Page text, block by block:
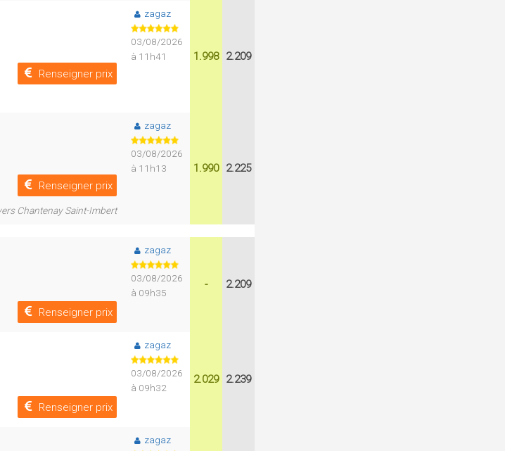
Renseigner prix
zagaz
03/08/2026
à 11h41
1.998 2.209
Renseigner prix
Chantenay Saint-Imbert
zagaz
03/08/2026
à 11h13
1.990 2.225
Renseigner prix
zagaz
03/08/2026
à 09h35
- 2.209
Renseigner prix
zagaz
03/08/2026
à 09h32
2.029 2.239
zagaz